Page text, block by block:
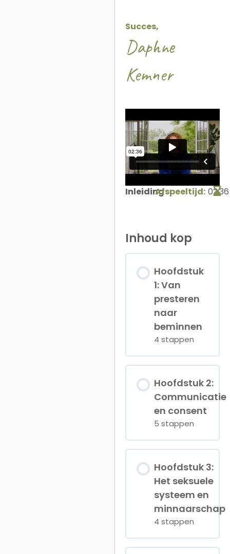
Succes,
Daphne
Kemner
InleidingAfspeeltijd: 02:36
Inhoud kop
Hoofdstuk
1: Van
presteren
naar
beminnen
4 stappen
inhoud
0%
VOLTOOID
goede minnaar
geboren?
Stap 1.2 Jouw
seksuele
Hoofdstuk 2:
Communicatie
en consent
5 stappen
inhoud
0%
VOLTOOID
Hoofdstuk 3:
Het seksuele
systeem en
minnaarschap
4 stappen